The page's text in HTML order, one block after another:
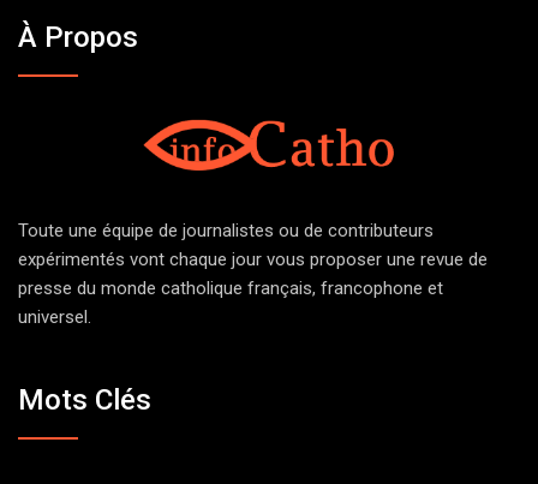
À Propos
Toute une équipe de journalistes ou de contributeurs
expérimentés vont chaque jour vous proposer une revue de
presse du monde catholique français, francophone et
universel.
Mots Clés